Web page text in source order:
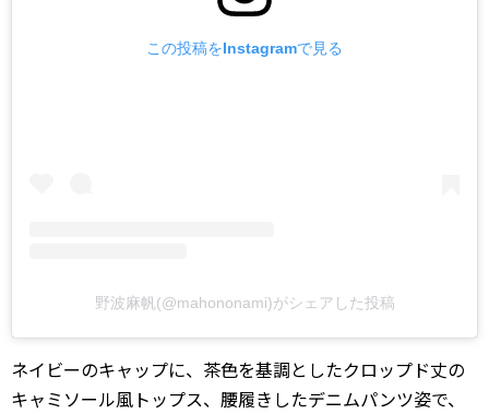
この投稿をInstagramで見る
野波麻帆(@mahononami)がシェアした投稿
ネイビーのキャップに、茶色を基調としたクロップド丈の
キャミソール風トップス、腰履きしたデニムパンツ姿で、